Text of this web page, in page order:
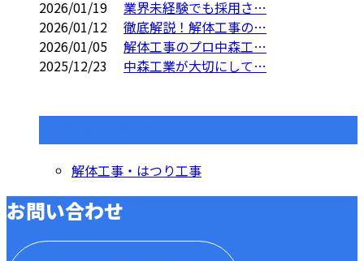
2026/01/19
業界未経験でも採用さ…
2026/01/12
徹底解説！解体工事の…
2026/01/05
解体工事のプロ中森工…
2025/12/23
中森工業が大切にして…
解体工事・はつり工事
お問い合わせ